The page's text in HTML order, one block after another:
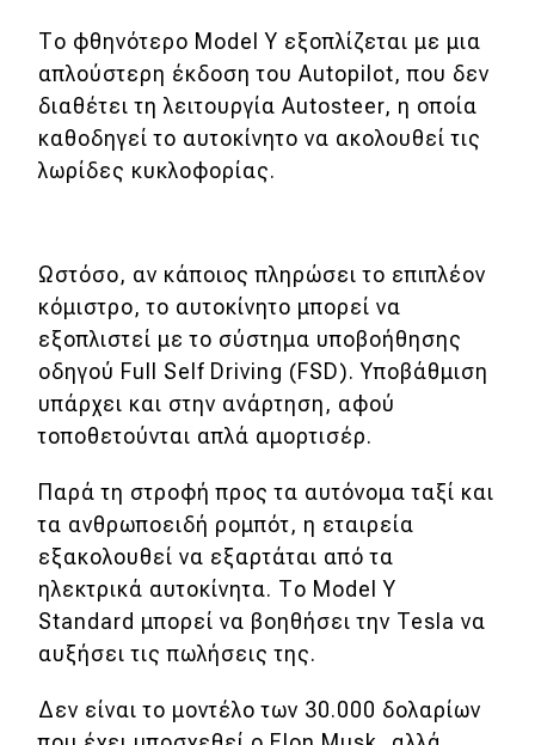
Το φθηνότερο Model Y εξοπλίζεται με μια
απλούστερη έκδοση του Autopilot, που δεν
διαθέτει τη λειτουργία Autosteer, η οποία
καθοδηγεί το αυτοκίνητο να ακολουθεί τις
λωρίδες κυκλοφορίας.
Ωστόσο, αν κάποιος πληρώσει το επιπλέον
κόμιστρο, το αυτοκίνητο μπορεί να
εξοπλιστεί με το σύστημα υποβοήθησης
οδηγού Full Self Driving (FSD). Υποβάθμιση
υπάρχει και στην ανάρτηση, αφού
τοποθετούνται απλά αμορτισέρ.
Παρά τη στροφή προς τα αυτόνομα ταξί και
τα ανθρωποειδή ρομπότ, η εταιρεία
εξακολουθεί να εξαρτάται από τα
ηλεκτρικά αυτοκίνητα. Το Model Y
Standard μπορεί να βοηθήσει την Tesla να
αυξήσει τις πωλήσεις της.
Δεν είναι το μοντέλο των 30.000 δολαρίων